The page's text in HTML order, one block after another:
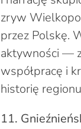
zryw
przez Polskę.
aktywności —
współpracę i
historię
11.